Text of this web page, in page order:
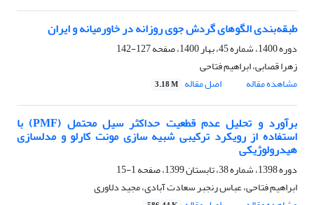
طبقه‌بندی الگوهای گردش جوی روزانه در خاورمیانه و ایران
دوره 1400، شماره 45، بهار 1400، صفحه
127-142
زهرا قصابی، ابراهیم فتاحی
مشاهده مقاله
اصل مقاله 3.18 M
برآورد و تحلیل عدم قطعیت حداکثر سیل محتمل (PMF) با
استفاده از رویکرد ترکیبی شبیه سازی مونت کارلو و مدلسازی
هیدرولوژیکی
دوره 1398، شماره 38، تابستان 1399، صفحه
1-15
ابراهیم فتاحی، عباس رنجبر سعادت آبادی، مجید دلاوری